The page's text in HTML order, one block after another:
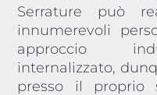
Serrature può
innumerevoli
approccio
internalizzato,
presso il proprio